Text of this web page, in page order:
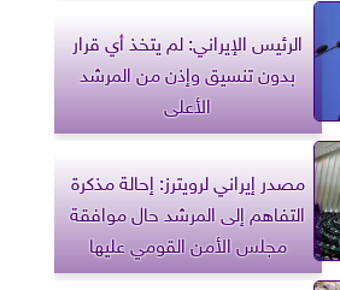
الرئيس الإيراني: لم يتخذ أي قرار
بدون تنسيق وإذن من المرشد
الأعلى
مصدر إيراني لرويترز: إحالة مذكرة
التفاهم إلى المرشد حال موافقة
مجلس الأمن القومي عليها